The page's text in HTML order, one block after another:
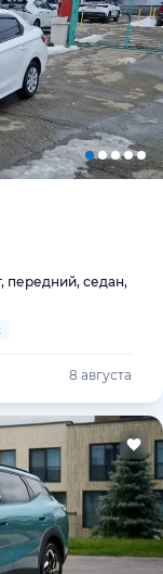
передний, седан,
8 августа